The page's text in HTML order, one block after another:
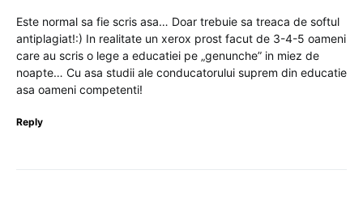
Este normal sa fie scris asa… Doar trebuie sa treaca de softul
antiplagiat!:) In realitate un xerox prost facut de 3-4-5 oameni
care au scris o lege a educatiei pe „genunche” in miez de
noapte… Cu asa studii ale conducatorului suprem din educatie
asa oameni competenti!
Reply